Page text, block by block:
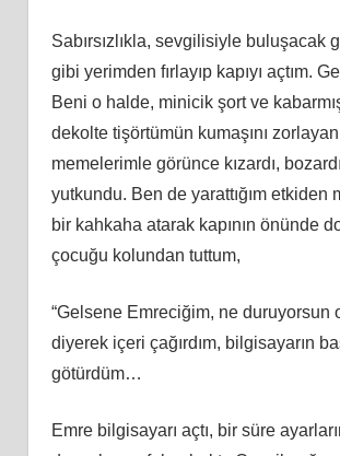
Sabırsızlıkla, sevgilisiyle buluşacak
gibi yerimden fırlayıp kapıyı açtım.
Beni o halde, minicik şort ve
dekolte tişörtümün kumaşını zorlayan
memelerimle görünce kızardı,
yutkundu. Ben de yarattığım etkiden
bir kahkaha atarak kapının önünde
çocuğu kolundan tuttum,
“Gelsene Emreciğim, ne duruyorsun
diyerek içeri çağırdım, bilgisayarın
götürdüm…
Emre bilgisayarı açtı, bir süre